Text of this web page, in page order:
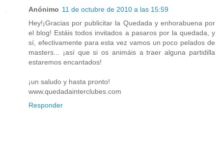
Anónimo 11 de octubre de 2010 a las 15:59
Hey!¡Gracias por publicitar la Quedada y enhorabuena por
el blog! Estáis todos invitados a pasaros por la quedada, y
sí, efectivamente para esta vez vamos un poco pelados de
masters... ¡así que si os animáis a traer alguna partidilla
estaremos encantados!
¡un saludo y hasta pronto!
www.quedadainterclubes.com
Responder